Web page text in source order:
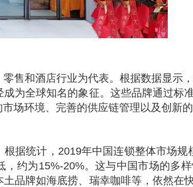
售和酒店行业为代表。根据数据显示
为全球知名的象征。这些品牌通过标
场环境、完善的供应链管理以及创新的
据统计，2019年中国连锁整体市场
约为15%-20%。这与中国市场的多
品牌如海底捞、瑞幸咖啡等，依然在